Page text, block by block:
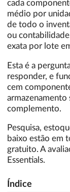
cada
médio por
de todo o
ou
exata por lote
Esta é a
responder, e
cem
armazenamento
complemento.
Pesquisa,
baixo estão em
gratuito. A
Essentials.
Índice